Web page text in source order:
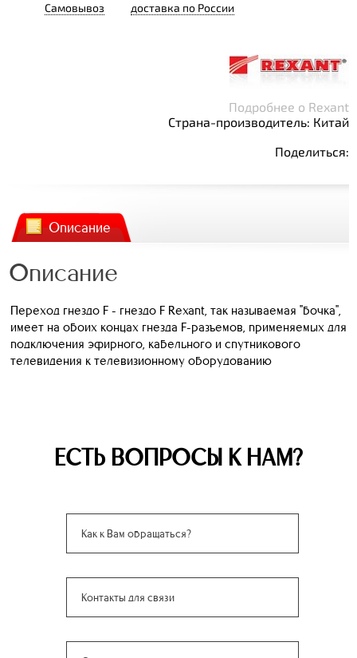
Самовывоз доставка по России
Подробнее о Rexant
Страна-производитель: Китай
Поделиться:
Описание
Описание
Переход гнездо F - гнездо F Rexant, так называемая "бочка",
имеет на обоих концах гнезда F-разъемов, применяемых для
подключения эфирного, кабельного и спутникового
телевидения к телевизионному оборудованию
ЕСТЬ ВОПРОСЫ К НАМ?